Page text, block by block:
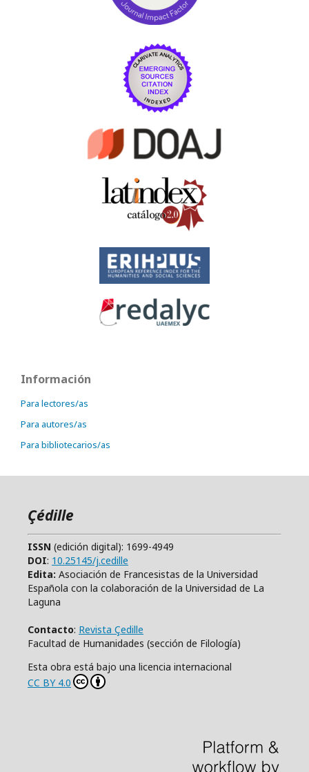
Información
Para lectores/as
Para autores/as
Para bibliotecarios/as
Çédille
ISSN (edición digital): 1699-4949
DOI: 10.25145/j.cedille
Edita: Asociación de Francesistas de la Universidad
Española con la colaboración de la Universidad de La
Laguna
Contacto: Revista Çedille
Facultad de Humanidades (sección de Filología)
Esta obra está bajo una licencia internacional
CC BY 4.0